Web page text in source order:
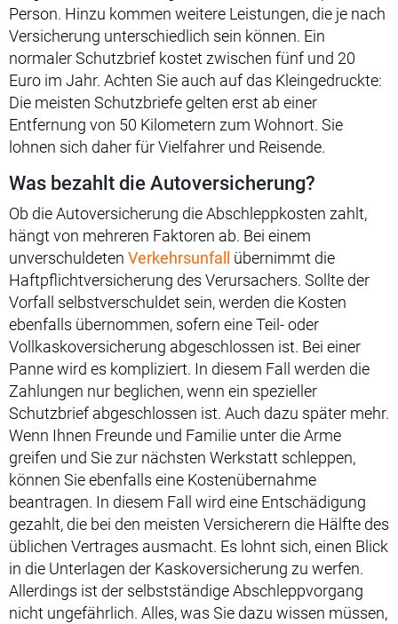
Person. Hinzu kommen weitere Leistungen, die je nach
Versicherung unterschiedlich sein können. Ein
normaler Schutzbrief kostet zwischen fünf und 20
Euro im Jahr. Achten Sie auch auf das Kleingedruckte:
Die meisten Schutzbriefe gelten erst ab einer
Entfernung von 50 Kilometern zum Wohnort. Sie
lohnen sich daher für Vielfahrer und Reisende.
Was bezahlt die Autoversicherung?
Ob die Autoversicherung die Abschleppkosten zahlt,
hängt von mehreren Faktoren ab. Bei einem
unverschuldeten Verkehrsunfall
übernimmt die
Haftpflichtversicherung des Verursachers. Sollte der
Vorfall selbstverschuldet sein, werden die Kosten
ebenfalls übernommen, sofern eine Teil- oder
Vollkaskoversicherung abgeschlossen ist. Bei einer
Panne wird es kompliziert. In diesem Fall werden die
Zahlungen nur beglichen, wenn ein spezieller
Schutzbrief abgeschlossen ist. Auch dazu später mehr.
Wenn Ihnen Freunde und Familie unter die Arme
greifen und Sie zur nächsten Werkstatt schleppen,
können Sie ebenfalls eine Kostenübernahme
beantragen. In diesem Fall wird eine Entschädigung
gezahlt, die bei den meisten Versicherern die Hälfte des
üblichen Vertrages ausmacht. Es lohnt sich, einen Blick
in die Unterlagen der Kaskoversicherung zu werfen.
Allerdings ist der selbstständige Abschleppvorgang
nicht ungefährlich. Alles, was Sie dazu wissen müssen,